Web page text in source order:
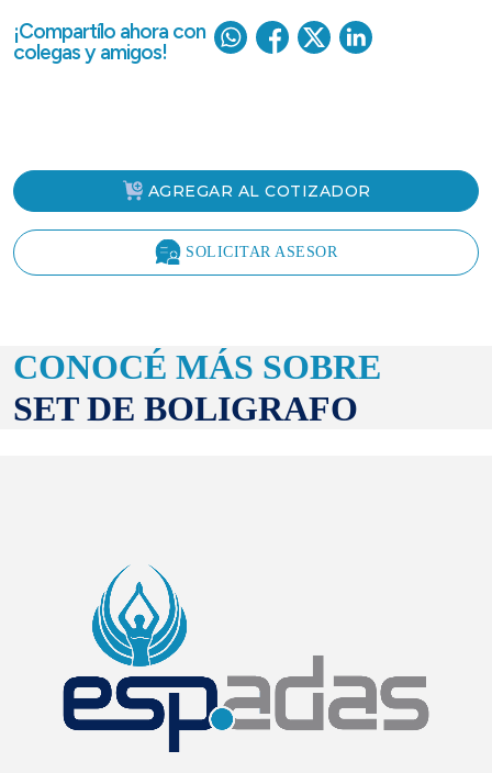
¡Compartílo ahora con
colegas y amigos!
AGREGAR AL COTIZADOR
SOLICITAR ASESOR
CONOCÉ MÁS SOBRE
SET DE BOLIGRAFO